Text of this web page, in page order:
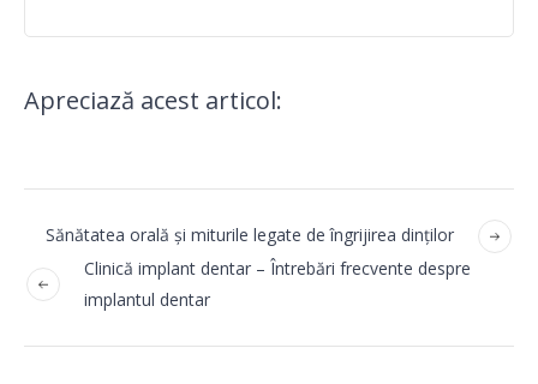
Apreciază acest articol:
Sănătatea orală și miturile legate de îngrijirea dinților
Clinică implant dentar – Întrebări frecvente despre
implantul dentar